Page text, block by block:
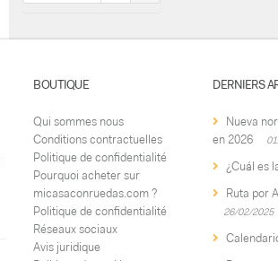
BOUTIQUE
Qui sommes nous
Conditions contractuelles
Politique de confidentialité
Pourquoi acheter sur
micasaconruedas.com ?
Politique de confidentialité
Réseaux sociaux
Avis juridique
DERNIERS
Nueva
en 2026
¿Cuál es
Ruta por
26/02/2025